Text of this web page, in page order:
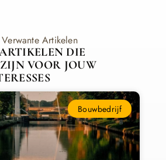
Verwante Artikelen
DIE
VOOR JOUW
Bouwbedrijf